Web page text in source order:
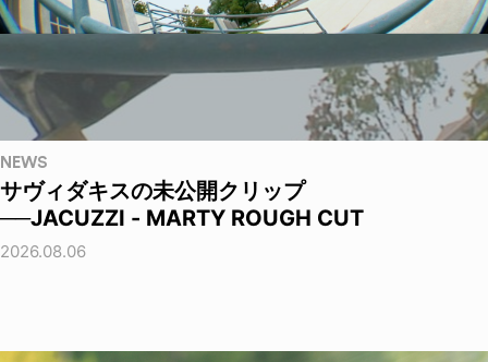
NEWS
サヴィダキスの未公開クリップ
──JACUZZI - MARTY ROUGH CUT
2026.08.06